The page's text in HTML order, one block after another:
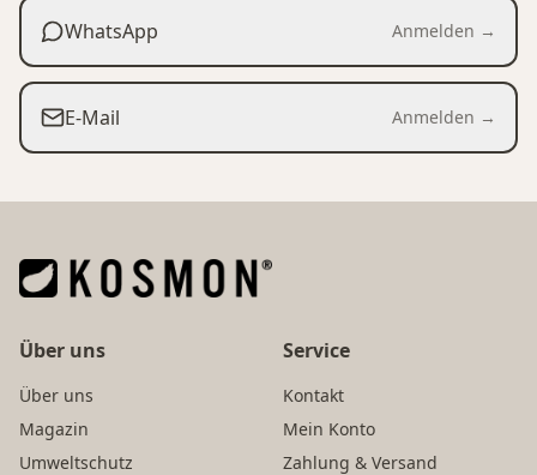
WhatsApp Anmelden →
E-Mail Anmelden →
Über uns
Über uns
Magazin
Umweltschutz
Service
Kontakt
Mein Konto
Zahlung & Versand